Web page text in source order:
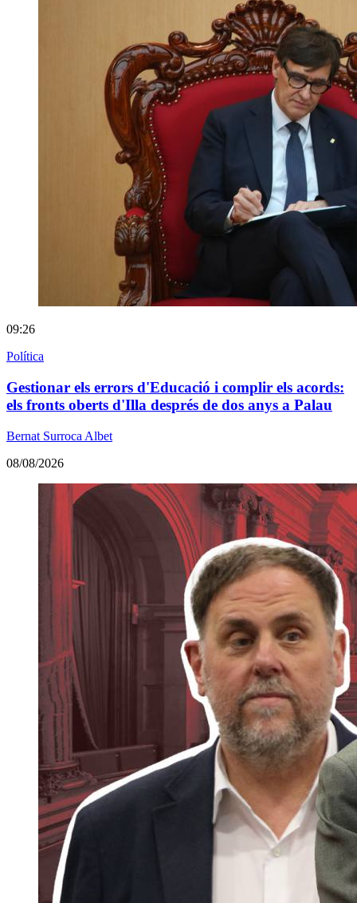
09:26
Política
Gestionar els errors d'Educació i complir els acords:
els fronts oberts d'Illa després de dos anys a Palau
Bernat Surroca Albet
08/08/2026